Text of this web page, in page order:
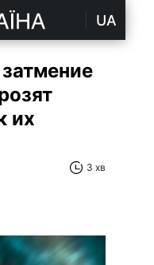
UA
их
3 хв